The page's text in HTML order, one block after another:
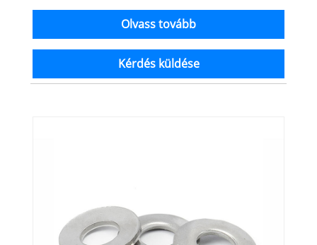
Olvass tovább
Kérdés küldése